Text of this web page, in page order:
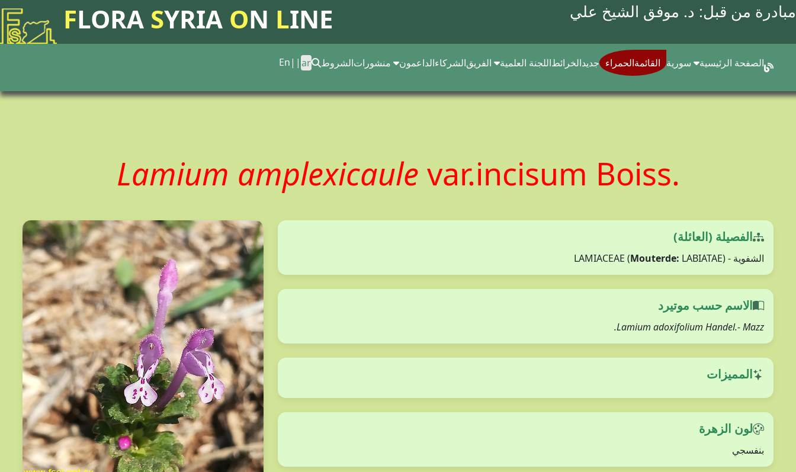
FLORA SYRIA ON LINE مبادرة من قبل: د. موفق الشيخ علي
الصفحة الرئيسية القائمةالحمراء جديدالخرائطاللجنة العلمية الشركاءالداعمون الشروط En|| ar
Lamium amplexicaule var.incisum Boiss.
الفصيلة (العائلة)
الشفوية - LAMIACEAE ( Mouterde: LABIATAE)
الاسم حسب موتيرد
Lamium adoxifolium Handel.- Mazz.
المميزات
لون الزهرة
بنفسجي